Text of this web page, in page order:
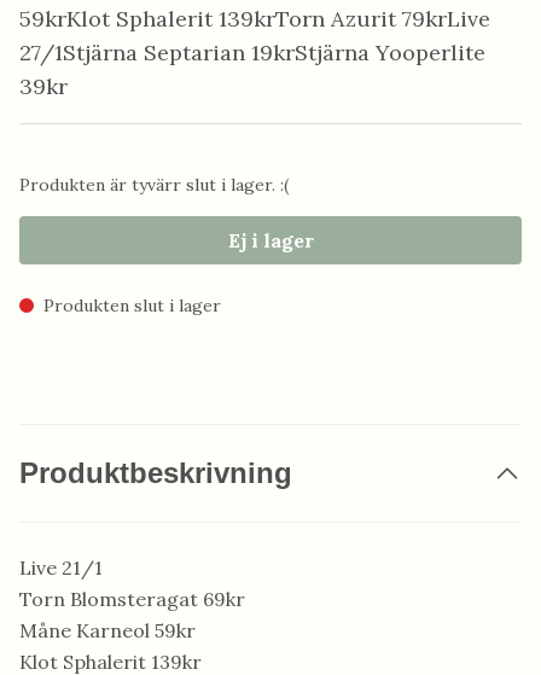
59krKlot Sphalerit 139krTorn Azurit 79krLive
27/1Stjärna Septarian 19krStjärna Yooperlite
39kr
Produkten är tyvärr slut i lager. :(
Ej i lager
Produkten slut i lager
Produktbeskrivning
Live 21/1
Torn Blomsteragat 69kr
Måne Karneol 59kr
Klot Sphalerit 139kr